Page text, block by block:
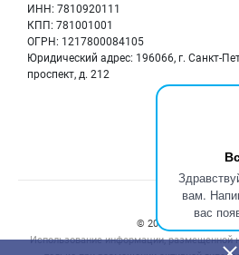
вам.
вас
ИНН: 7810920111
КПП: 781001001
ОГРН: 1217800084105
Юридический адрес: 196066, г. Санкт-
проспект, д. 212
Информация о
Карта
Счетчики, авторское
© 2008‑2026 ООО
Использование информации, размещенной